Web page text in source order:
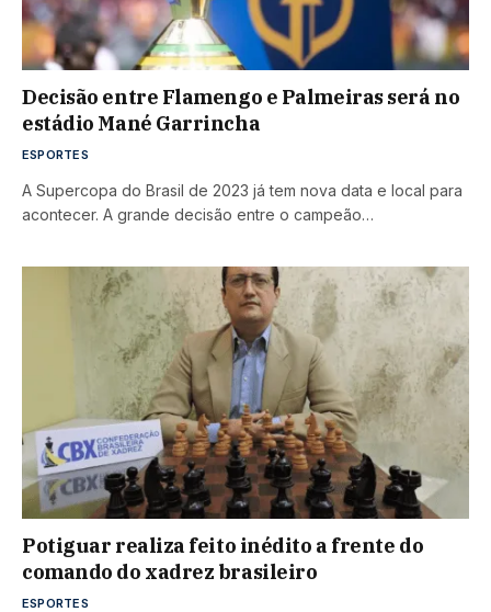
Decisão entre Flamengo e Palmeiras será no
estádio Mané Garrincha
ESPORTES
A Supercopa do Brasil de 2023 já tem nova data e local para
acontecer. A grande decisão entre o campeão…
Potiguar realiza feito inédito a frente do
comando do xadrez brasileiro
ESPORTES